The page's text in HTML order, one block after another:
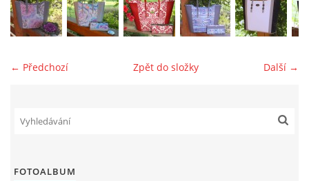
← Předchozí Další →
Zpět do složky
FOTOALBUM